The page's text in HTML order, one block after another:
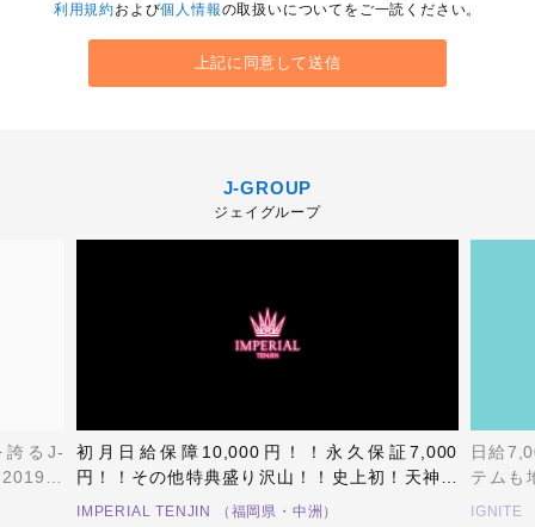
利用規約および個人情報の取扱いについてをご一読ください。
J-GROUP
ジェイグループ
誇るJ-
年
初月日給保障10,000円！！永久保証7,000
円！！その他特典盛り沢山！！史上初！天神エ
リアの完全新規店だから平等スタート＆福岡一
IMPERIAL TENJIN （福岡県・中洲）
日給
テムも
料！4
IGNITE